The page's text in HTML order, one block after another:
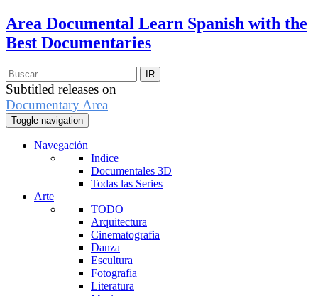
Area Documental Learn Spanish with the
Best Documentaries
Subtitled releases on
Documentary Area
Toggle navigation
Navegación
Indice
Documentales 3D
Todas las Series
Arte
TODO
Arquitectura
Cinematografia
Danza
Escultura
Fotografia
Literatura